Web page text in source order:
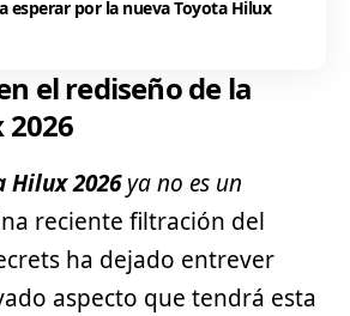
esperar por la nueva Toyota Hilux
el rediseño de la
Hilux 2026ya no es un
reciente filtración del
ha dejado entrever
aspecto que tendrá esta